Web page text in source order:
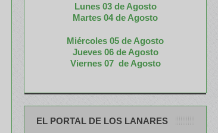
Lunes 03 de Agosto
Martes 04 de Agosto
Miércoles 05 de Agosto
Jueves 06 de Agosto
Viernes 07 de Agosto
EL PORTAL DE LOS LANARES